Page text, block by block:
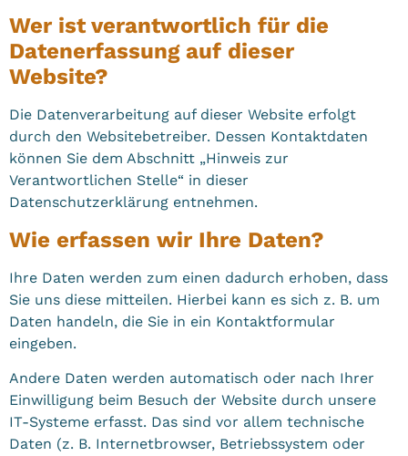
Wer ist verantwortlich für die
Datenerfassung auf dieser
Website?
Die Datenverarbeitung auf dieser Website erfolgt
durch den Websitebetreiber. Dessen Kontaktdaten
können Sie dem Abschnitt „Hinweis zur
Verantwortlichen Stelle“ in dieser
Datenschutzerklärung entnehmen.
Wie erfassen wir Ihre Daten?
Ihre Daten werden zum einen dadurch erhoben, dass
Sie uns diese mitteilen. Hierbei kann es sich z. B. um
Daten handeln, die Sie in ein Kontaktformular
eingeben.
Andere Daten werden automatisch oder nach Ihrer
Einwilligung beim Besuch der Website durch unsere
IT-Systeme erfasst. Das sind vor allem technische
Daten (z. B. Internetbrowser, Betriebssystem oder